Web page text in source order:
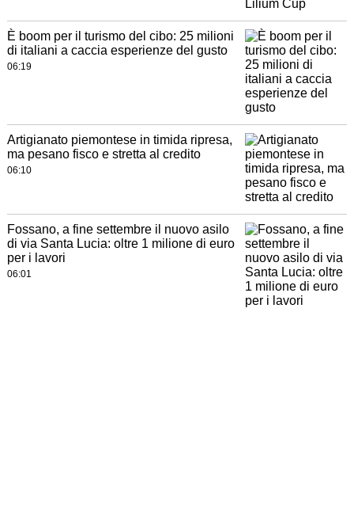
È boom per il turismo del cibo: 25 milioni
di italiani a caccia esperienze del gusto
06:19
Artigianato piemontese in timida ripresa,
ma pesano fisco e stretta al credito
06:10
Fossano, a fine settembre il nuovo asilo
di via Santa Lucia: oltre 1 milione di euro
per i lavori
06:01